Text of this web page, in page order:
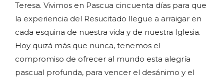
Teresa. Vivimos en Pascua cincuenta días para que
la experiencia del Resucitado llegue a arraigar en
cada esquina de nuestra vida y de nuestra Iglesia.
Hoy quizá más que nunca, tenemos el
compromiso de ofrecer al mundo esta alegría
pascual profunda, para vencer el desánimo y el